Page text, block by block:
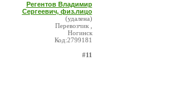
Регентов Владимир
Сергеевич, физ.лицо
(удалена)
Перевозчик ,
Ногинск
Код:2799181
#11